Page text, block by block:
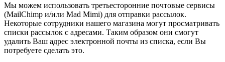
Мы можем использовать третьесторонние почтовые сервисы
(MailChimp и/или Mad Mimi) для отправки рассылок.
Некоторые сотрудники нашего магазина могут просматривать
списки рассылок с адресами. Таким образом они смогут
удалить Ваш адрес электронной почты из списка, если Вы
потребуете сделать это.